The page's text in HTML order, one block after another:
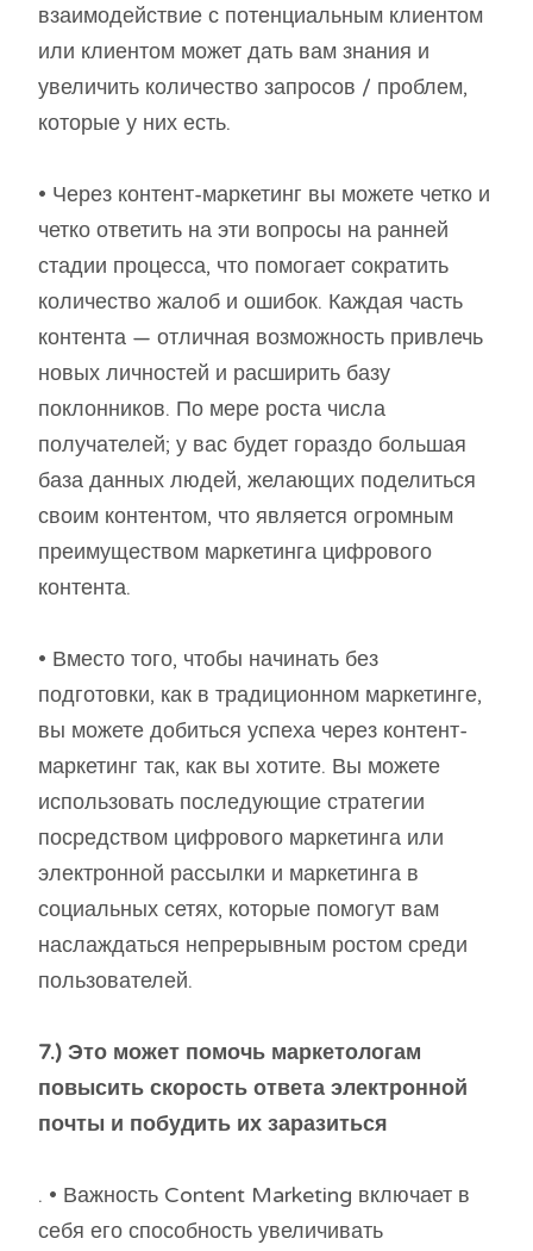
взаимодействие с потенциальным клиентом
или клиентом может дать вам знания и
увеличить количество запросов / проблем,
которые у них есть.
• Через контент-маркетинг вы можете четко и
четко ответить на эти вопросы на ранней
стадии процесса, что помогает сократить
количество жалоб и ошибок. Каждая часть
контента — отличная возможность привлечь
новых личностей и расширить базу
поклонников. По мере роста числа
получателей; у вас будет гораздо большая
база данных людей, желающих поделиться
своим контентом, что является огромным
преимуществом маркетинга цифрового
контента.
• Вместо того, чтобы начинать без
подготовки, как в традиционном маркетинге,
вы можете добиться успеха через контент-
маркетинг так, как вы хотите. Вы можете
использовать последующие стратегии
посредством цифрового маркетинга или
электронной рассылки и маркетинга в
социальных сетях, которые помогут вам
наслаждаться непрерывным ростом среди
пользователей.
7.) Это может помочь маркетологам
повысить скорость ответа электронной
почты и побудить их заразиться
. • Важность Content Marketing включает в
себя его способность увеличивать